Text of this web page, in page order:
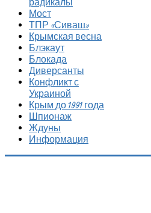
Мост
ТПР «Сиваш»
Крымская весна
Блэкаут
Блокада
Диверсанты
Конфликт с
Украиной
Крым до 1991 года
Шпионаж
Ждуны
Информация